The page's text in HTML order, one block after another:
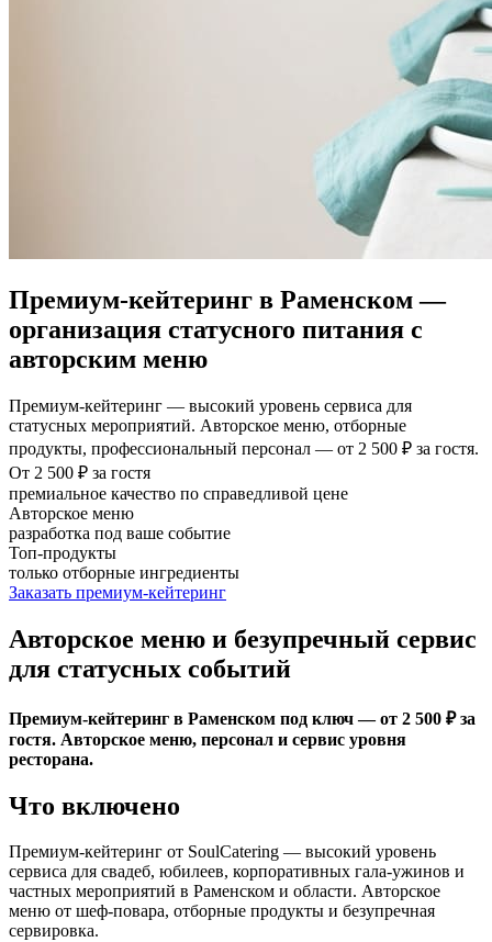
Премиум-кейтеринг в Раменском —
организация статусного питания с
авторским меню
Премиум-кейтеринг — высокий уровень сервиса для
статусных мероприятий. Авторское меню, отборные
продукты, профессиональный персонал — от 2 500 ₽ за гостя.
От 2 500 ₽ за гостя
премиальное качество по справедливой цене
Авторское меню
разработка под ваше событие
Топ-продукты
только отборные ингредиенты
Заказать премиум-кейтеринг
Авторское меню и безупречный сервис
для статусных событий
Премиум-кейтеринг в Раменском под ключ — от 2 500 ₽ за
гостя. Авторское меню, персонал и сервис уровня
ресторана.
Что включено
Премиум-кейтеринг от SoulCatering — высокий уровень
сервиса для свадеб, юбилеев, корпоративных гала-ужинов и
частных мероприятий в Раменском и области. Авторское
меню от шеф-повара, отборные продукты и безупречная
сервировка.